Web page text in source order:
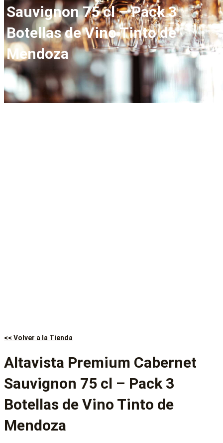
Sauvignon 75 cl – Pack 3
Botellas de Vino Tinto de
Mendoza
<< Volver a la Tienda
Altavista Premium Cabernet
Sauvignon 75 cl – Pack 3
Botellas de Vino Tinto de
Mendoza